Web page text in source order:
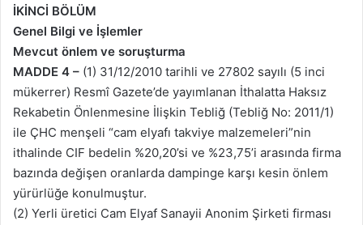
İKİNCİ BÖLÜM
Genel Bilgi ve İşlemler
Mevcut önlem ve soruşturma
MADDE 4 – (1) 31/12/2010 tarihli ve 27802 sayılı (5 inci
mükerrer) Resmî Gazete’de yayımlanan İthalatta Haksız
Rekabetin Önlenmesine İlişkin Tebliğ (Tebliğ No: 2011/1)
ile ÇHC menşeli “cam elyafı takviye malzemeleri”nin
ithalinde CIF bedelin %20,20’si ve %23,75’i arasında firma
bazında değişen oranlarda dampinge karşı kesin önlem
yürürlüğe konulmuştur.
(2) Yerli üretici Cam Elyaf Sanayii Anonim Şirketi firması